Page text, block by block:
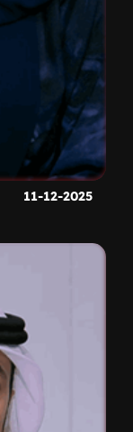
11-12-2025